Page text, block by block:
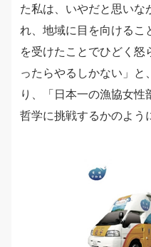
た私は、いやだと思いな
れ、地域に目を向けるこ
を受けたことでひどく
ったらやるしかない」と
り、「日本一の漁協女
哲学に挑戦するかのよう